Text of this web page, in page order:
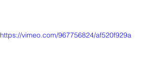
https://vimeo.com/967756824/af520f929a